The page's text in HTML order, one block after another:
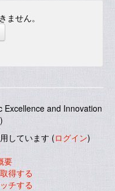
ません。
and Innovation
しています (ログイン)
要
得する
チする